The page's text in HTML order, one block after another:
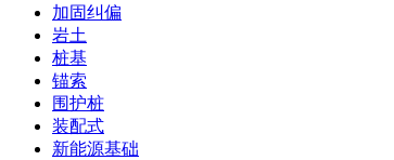
加固纠偏
岩土
桩基
锚索
围护桩
装配式
新能源基础